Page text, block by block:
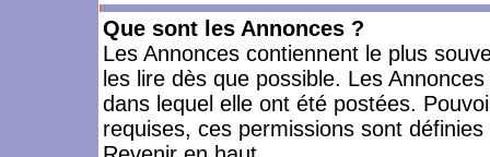
Que sont les Annonces ?
Les Annonces contiennent le plus
les lire dès que possible. Les
dans lequel elle ont été postées.
requises, ces permissions sont